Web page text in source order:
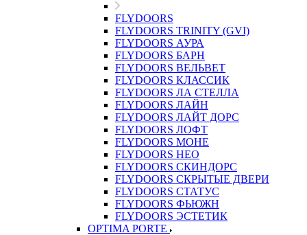
FLYDOORS
FLYDOORS TRINITY (GVI)
FLYDOORS АУРА
FLYDOORS БАРН
FLYDOORS ВЕЛЬВЕТ
FLYDOORS КЛАССИК
FLYDOORS ЛА СТЕЛЛА
FLYDOORS ЛАЙН
FLYDOORS ЛАЙТ ДОРС
FLYDOORS ЛОФТ
FLYDOORS МОНЕ
FLYDOORS НЕО
FLYDOORS СКИНДОРС
FLYDOORS СКРЫТЫЕ ДВЕРИ
FLYDOORS СТАТУС
FLYDOORS ФЬЮЖН
FLYDOORS ЭСТЕТИК
OPTIMA PORTE